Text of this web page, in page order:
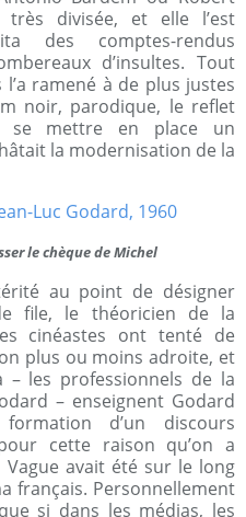
divisée, et elle l’est
des comptes-rendus
d’insultes. Tout
ramené à de plus justes
noir, parodique, le reflet
se mettre en place un
la modernisation de la
le chèque de Michel
au point de désigner
file, le théoricien de la
cinéastes ont tenté de
plus ou moins adroite, et
– les professionnels de la
– enseignent Godard
d’un discours
cette raison qu’on a
avait été sur le long
français. Personnellement
si dans les médias, les